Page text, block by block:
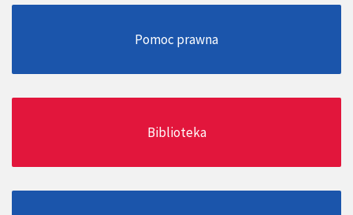
Pomoc prawna
Biblioteka